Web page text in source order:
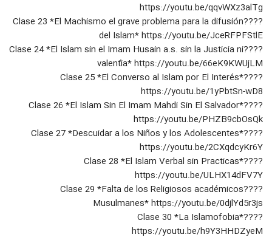
https://youtu.be/qqvWXz3alTg
????Clase 23 *El Machismo el grave problema para la difusión
del Islam* https://youtu.be/JceRFPFStlE
????Clase 24 *El Islam sin el Imam Husain a.s. sin la Justicia ni
valentía* https://youtu.be/66eK9KWUjLM
????Clase 25 *El Converso al Islam por El Interés*
https://youtu.be/1yPbtSn-wD8
????Clase 26 *El Islam Sin El Imam Mahdi Sin El Salvador*
https://youtu.be/PHZB9cbOsQk
????Clase 27 *Descuidar a los Niños y los Adolescentes*
https://youtu.be/2CXqdcyKr6Y
????Clase 28 *El Islam Verbal sin Practicas*
https://youtu.be/ULHX14dFV7Y
????Clase 29 *Falta de los Religiosos académicos
Musulmanes* https://youtu.be/0djlYd5r3js
????Clase 30 *La Islamofobia*
https://youtu.be/h9Y3HHDZyeM